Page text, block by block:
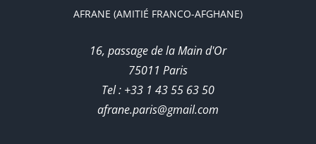
AFRANE (AMITIÉ FRANCO-AFGHANE)
16, passage de la Main d'Or
75011 Paris
Tel : +33 1 43 55 63 50
afrane.paris@gmail.com